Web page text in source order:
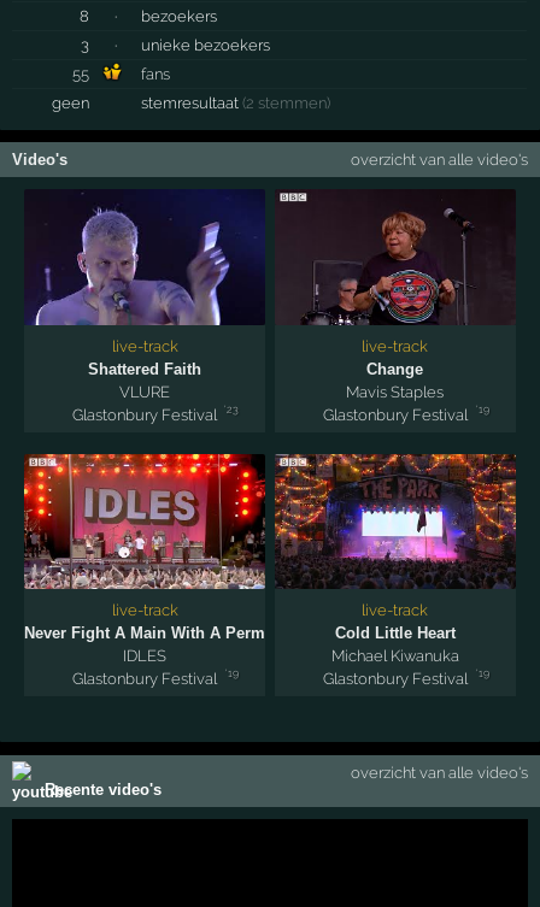
8
·
bezoekers
3
·
unieke bezoekers
55
fans
geen
stemresultaat(2 stemmen)
Video's overzicht van alle video's
live-track
Shattered Faith
VLURE
Glastonbury Festival
'23
live-track
Change
Mavis Staples
Glastonbury Festival
'19
live-track
Never Fight A Main With A Perm
IDLES
Glastonbury Festival
'19
live-track
Cold Little Heart
Michael Kiwanuka
Glastonbury Festival
'19
Recente video's
overzicht van alle video's